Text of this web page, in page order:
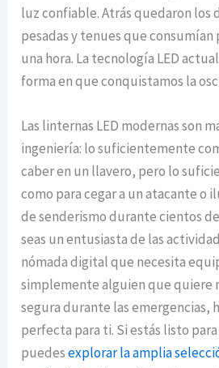
luz confiable. Atrás quedaron los
pesadas y tenues que consumían
una hora. La tecnología LED
forma en que conquistamos la
Las linternas LED modernas son
ingeniería: lo suficientemente
caber en un llavero, pero lo
como para cegar a un atacante o
de senderismo durante cientos
seas un entusiasta de las
nómada digital que necesita
simplemente alguien que quiere
segura durante las emergencias,
perfecta para ti. Si estás listo
puedesexplorar la amplia